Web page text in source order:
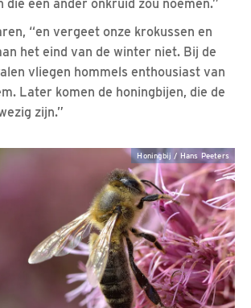
die een ander onkruid zou noemen.”
“en vergeet onze krokussen en
het eind van de winter niet. Bij de
vliegen hommels enthousiast van
Later komen de honingbijen, die de
zijn.”
Honingbij / Hans Peeters